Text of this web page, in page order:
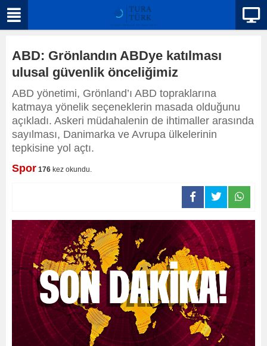
ABD: Grönlandın ABDye katılması
ulusal güvenlik önceliğimiz
ABD yönetimi, Grönland’ı ABD topraklarına
katmaya yönelik seçeneklerin masada olduğunu
açıkladı. Askeri müdahalenin de ihtimaller arasında
sayılması, Danimarka ve Avrupa ülkelerinin
tepkisine yol açtı.
Spor 176 kez okundu.